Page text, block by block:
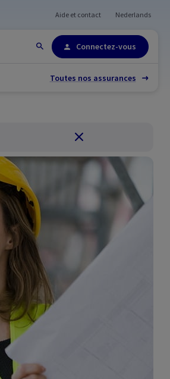
Plan du site
Aide et contact Nederlands
Connectez-vous
Toutes nos assurances
Fermer